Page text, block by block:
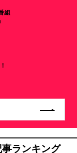
組
ランキング